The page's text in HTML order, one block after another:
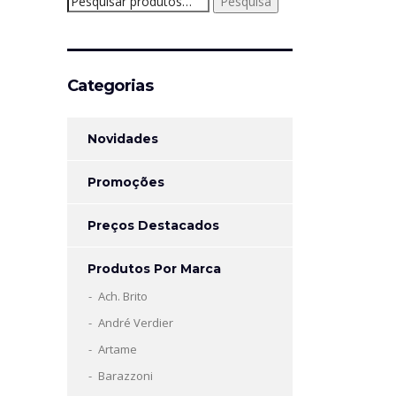
por:
Categorias
Novidades
Promoções
Preços Destacados
Produtos Por Marca
Ach. Brito
André Verdier
Artame
Barazzoni